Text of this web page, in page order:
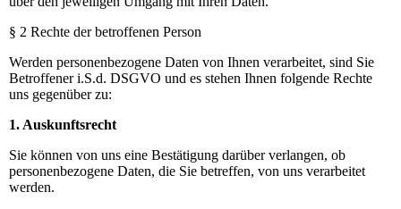
§ 2 Rechte der betroffenen Person
Werden personenbezogene Daten von Ihnen verarbeitet, sind Sie
Betroffener i.S.d. DSGVO und es stehen Ihnen folgende Rechte
uns gegenüber zu:
1. Auskunftsrecht
Sie können von uns eine Bestätigung darüber verlangen, ob
personenbezogene Daten, die Sie betreffen, von uns verarbeitet
werden.